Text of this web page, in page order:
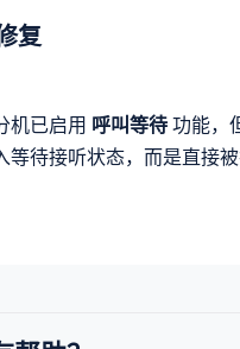
复
机已启用 呼叫等待功能，
等待接听状态，而是直接